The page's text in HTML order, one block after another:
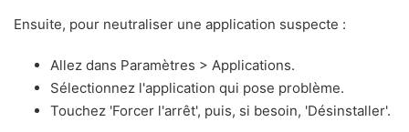
Ensuite, pour neutraliser une application suspecte :
Allez dans Paramètres > Applications.
Sélectionnez l'application qui pose problème.
Touchez 'Forcer l'arrêt', puis, si besoin, 'Désinstaller'.